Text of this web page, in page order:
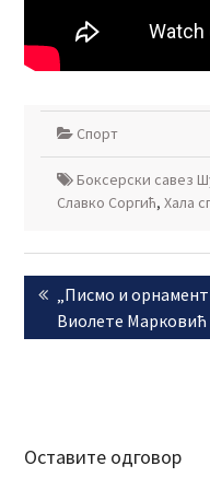
Спорт
Боксерски савез
Славко Соргић, Хала
Кретање
чланкаPrevious
post:
„Писмо и
Виолете Марковић
Оставите одговор